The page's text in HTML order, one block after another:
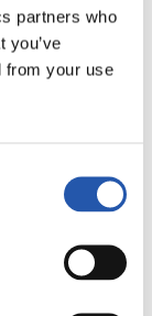
partners who
you’ve
from your use